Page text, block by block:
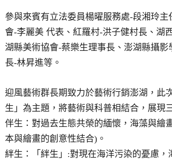
參與來賓有立法委員楊曜服務處-段湘玲主
會-李麗美 代表、紅羅村-洪子健村長、湖
湖縣美術協會-蔡樂生理事長、澎湖縣攝影
長-林昇進等。
迎風藝術群長期致力於藝術行銷澎湖，此
生」為主題，將藝術與科普相結合，展現
伴生：對過去生態共榮的緬懷，海藻與繪
本與繪畫的創意性結合) 。
絆生：「絆生」 :對現在海洋污染的憂慮，